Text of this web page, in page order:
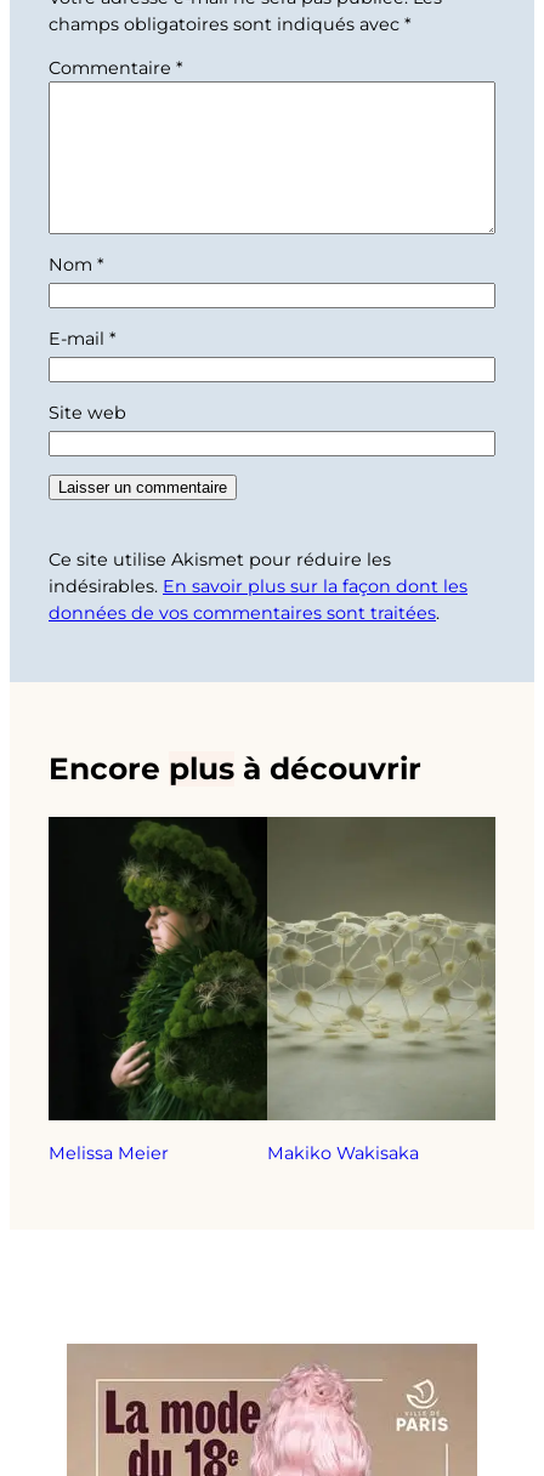
champs obligatoires sont indiqués avec *
Commentaire *
Nom *
E-mail *
Site web
Ce site utilise Akismet pour réduire les
indésirables. En savoir plus sur la façon dont les
données de vos commentaires sont traitées.
Encore plus à découvrir
Melissa Meier Makiko Wakisaka